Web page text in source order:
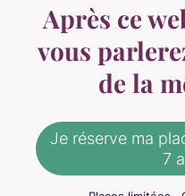
Après ce
vous
de la
Je réserve ma
7